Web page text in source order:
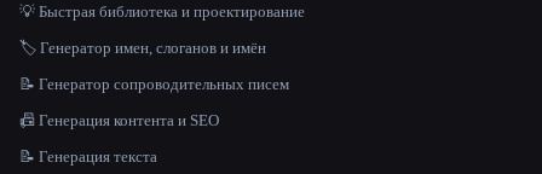
💡 Быстрая библиотека и проектирование
🏷️ Генератор имен, слоганов и имён
📝 Генератор сопроводительных писем
📠 Генерация контента и SEO
📝 Генерация текста